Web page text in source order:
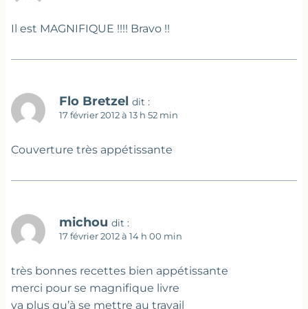
Il est MAGNIFIQUE !!!! Bravo !!
Flo Bretzel dit :
17 février 2012 à 13 h 52 min
Couverture très appétissante
michou dit :
17 février 2012 à 14 h 00 min
très bonnes recettes bien appétissante
merci pour se magnifique livre
ya plus qu’à se mettre au travail